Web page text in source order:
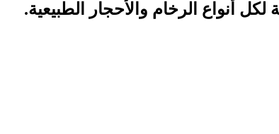
أنواع الرخام والأحجار الطبيعية.